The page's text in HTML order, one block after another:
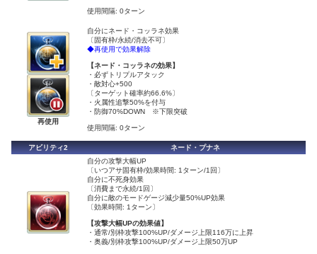
使用間隔: 0ターン
再使用
自分にネード・コッラネ効果
〔固有枠/永続/消去不可〕
◆再使用で効果解除
【ネード・コッラネの効果】
・必ずトリプルアタック
・敵対心+500
〔ターゲット確率約66.6%〕
・火属性追撃50%を付与
・防御70%DOWN ※下限突破
使用間隔: 0ターン
アビリティ2
ネード・プナネ
自分の攻撃大幅UP
〔いつアサ固有枠/効果時間: 1ターン/1回〕
自分に不死身効果
〔消費まで永続/1回〕
自分に敵のモードゲージ減少量50%UP効果
〔効果時間: 1ターン〕
【攻撃大幅UPの効果値】
・通常/別枠攻撃100%UP/ダメージ上限116万に上昇
・奥義/別枠攻撃100%UP/ダメージ上限50万UP